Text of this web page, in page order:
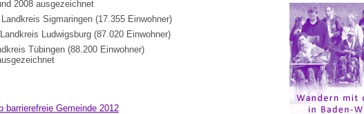
2008 ausgezeichnet
Sigmaringen (17.355 Einwohner)
Ludwigsburg (87.020 Einwohner)
Tübingen (88.200 Einwohner)
barrierefreie Gemeinde 2012